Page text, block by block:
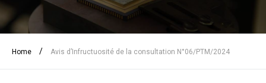
Home / Avis d’Infructuosité de la consultation N°06/PTM/2024